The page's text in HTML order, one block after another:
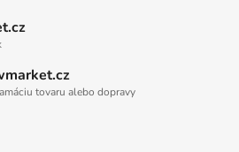
tovaru alebo dopravy